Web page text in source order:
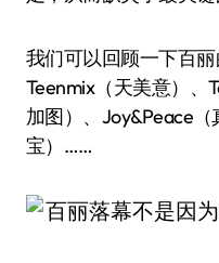
我们可以回顾一下百丽
Teenmix（天美意）、
加图）、Joy&Peace
宝）……